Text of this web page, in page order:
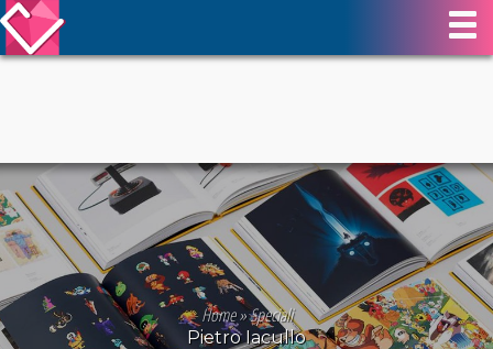
Home»Speciali
Pietro Iacullo